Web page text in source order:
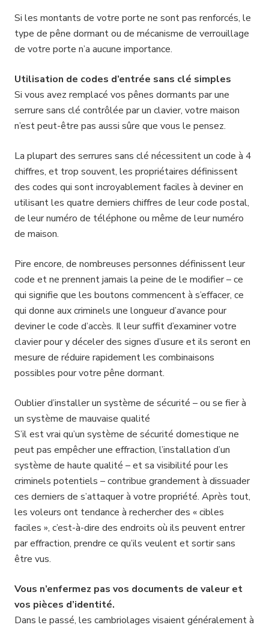
Si les montants de votre porte ne sont pas renforcés, le
type de pêne dormant ou de mécanisme de verrouillage
de votre porte n’a aucune importance.
Utilisation de codes d’entrée sans clé simples
Si vous avez remplacé vos pênes dormants par une
serrure sans clé contrôlée par un clavier, votre maison
n’est peut-être pas aussi sûre que vous le pensez.
La plupart des serrures sans clé nécessitent un code à 4
chiffres, et trop souvent, les propriétaires définissent
des codes qui sont incroyablement faciles à deviner en
utilisant les quatre derniers chiffres de leur code postal,
de leur numéro de téléphone ou même de leur numéro
de maison.
Pire encore, de nombreuses personnes définissent leur
code et ne prennent jamais la peine de le modifier – ce
qui signifie que les boutons commencent à s’effacer, ce
qui donne aux criminels une longueur d’avance pour
deviner le code d’accès. Il leur suffit d’examiner votre
clavier pour y déceler des signes d’usure et ils seront en
mesure de réduire rapidement les combinaisons
possibles pour votre pêne dormant.
Oublier d’installer un système de sécurité – ou se fier à
un système de mauvaise qualité
S’il est vrai qu’un système de sécurité domestique ne
peut pas empêcher une effraction, l’installation d’un
système de haute qualité – et sa visibilité pour les
criminels potentiels – contribue grandement à dissuader
ces derniers de s’attaquer à votre propriété. Après tout,
les voleurs ont tendance à rechercher des « cibles
faciles », c’est-à-dire des endroits où ils peuvent entrer
par effraction, prendre ce qu’ils veulent et sortir sans
être vus.
Vous n’enfermez pas vos documents de valeur et
vos pièces d’identité.
Dans le passé, les cambriolages visaient généralement à